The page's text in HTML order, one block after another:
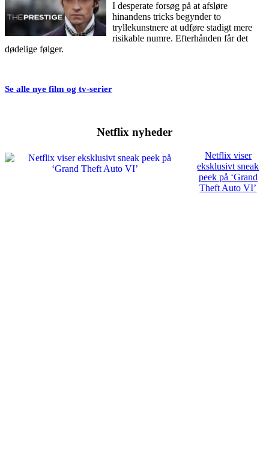
I desperate forsøg på at afsløre
hinandens tricks begynder to
tryllekunstnere at udføre stadigt mere
risikable numre. Efterhånden får det
dødelige følger.
Se alle nye film og tv-serier
Netflix nyheder
Netflix viser
eksklusivt sneak
peek på ‘Grand
Theft Auto VI’